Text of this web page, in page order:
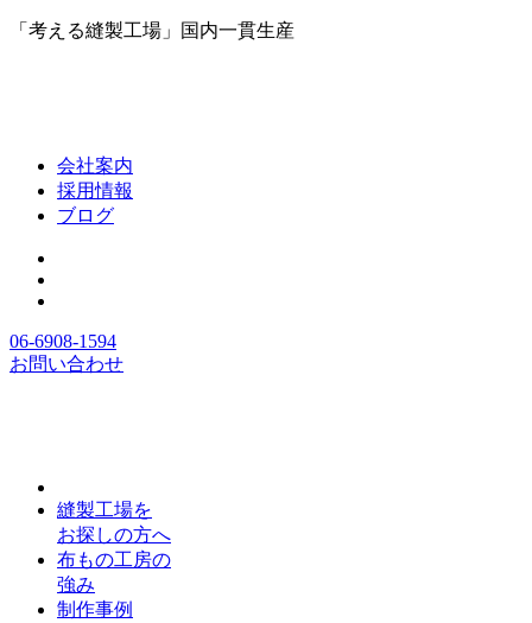
「考える縫製工場」国内一貫生産
会社案内
採用情報
ブログ
06-6908-1594
お問い合わせ
縫製工場を
お探しの方へ
布もの工房の
強み
制作事例